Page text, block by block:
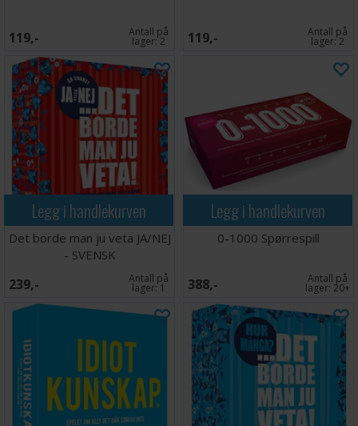
119,- Antall på
lager:2 119,- Antall på
lager:2
Legg i handlekurven
Det borde man ju veta JA/NEJ
- SVENSK
239,- Antall på
lager:1
Legg i handlekurven
0-1000 Spørrespill
388,- Antall på
lager: 20+